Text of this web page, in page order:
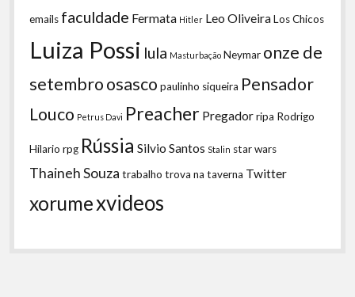
emails faculdade Fermata Hitler Leo OliveiraLos Chicos
Luiza Possi lula Masturbação Neymar onze de
setembroosasco paulinho siqueira Pensador
Louco Petrus Davi Preacher Pregadorripa Rodrigo
Hilario rpg Rússia Silvio Santos Stalin star wars
Thaineh Souza trabalho trova na taverna Twitter
xorumexvideos